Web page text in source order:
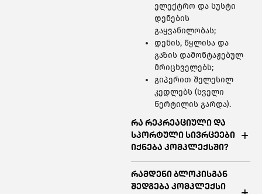
ელექტრო და სუსტი
დენების
გაყვანილობას;
დენის, წყლისა და
გაზის დამონტაჟებულ
მრიცხველებს;
გიპერით შელესილ
კედლებს (სველი
წერტილის გარდა).
რა რეკრეაციული და
სპორტული სივრცეები
იქნება კომპლექსში?
რამდენი ბლოკისგან
შედგება კომპლექსი